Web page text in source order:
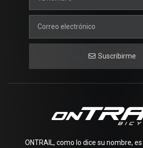
Suscribirme
ONTRAIL, como lo dice su nombre,